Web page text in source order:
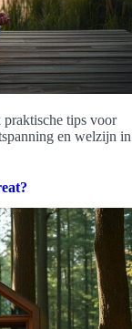
tips voor
en welzijn in